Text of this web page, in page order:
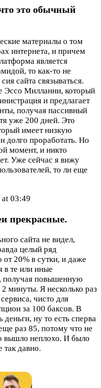
это обычный
материалы о том
интернета, и причем
является
то как-то не
сайта связываться.
Эссо Милланни, который
и предлагает
получая пассивный
уже 200 дней. Это
имеет низкую
долго проработать. Но
момент, и никто
Уже сейчас я вижу
то ли еще
03:49
прекрасные.
сайта не видел,
целый ряд
20% в сутки, и даже
в те или иные
получая повышенную
минуты. Я несколько раз
чисто для
за 100 баксов. В
ну то есть сперва
раз 85, потому что не
вышло неплохо. И было
так давно.